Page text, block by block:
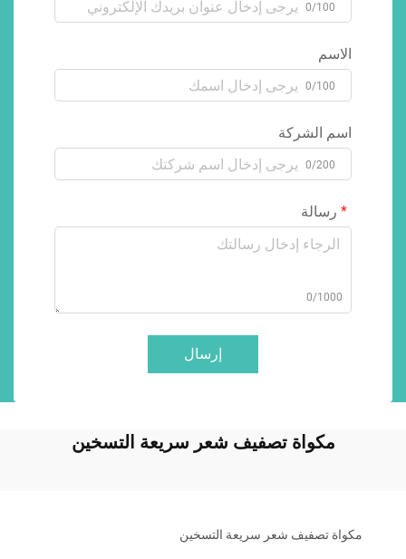
0/100
الاسم
0/100
اسم الشركة
0/200
رسالة
0/1000
إرسال
مكواة تصفيف شعر سريعة التسخين
مكواة تصفيف شعر سريعة التسخين